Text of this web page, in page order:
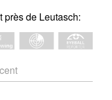
de Leutasch: